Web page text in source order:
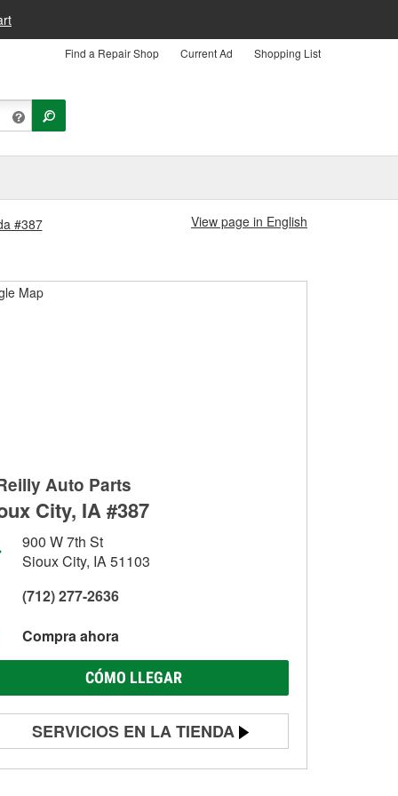
Find a Repair Shop Current Ad Shopping List
#387
View page in English
Auto Parts
City, IA #387
900 W 7th St
Sioux City, IA 51103
(712) 277-2636
Compra ahora
CÓMO LLEGAR
SERVICIOS EN LA TIENDA
Prueba de batería